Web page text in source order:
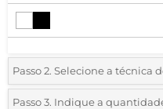
Passo 2. Selecione a técnica
*Selecione o tipo de marcação
Passo 3. Indique a